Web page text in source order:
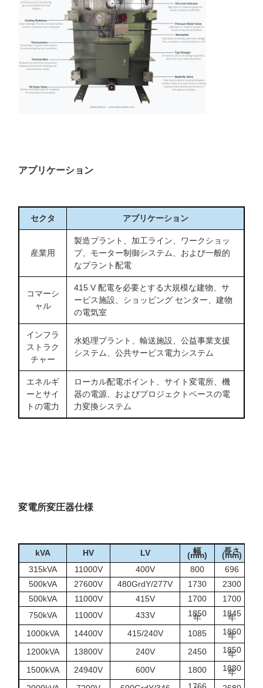
稼働監視コンポ
オペレーターがオイルレベル、オ
イル温度、圧力状態を監視できる
ようにします。圧力リリーフは過
圧保護をサポートします。
ドレンバルブ/サ
ンプリング装置
将来のオイルサンプリング、絶縁
破壊試験、DGA をサポートしま
す。テストしたオイルの DBV 平均
値は 43.25kV です。
キパッド
アプリケーション
セクタ アプリケーション
産業用
製造プラント、加工ライン、ワークショッ
プ、モーター制御システム、および一般的
なプラント配電
コマーシ
ャル
415 V 配電を必要とする大規模な建物、サ
ービス施設、ショッピング センター、建物
の電気室
インフラ
ストラク
チャー
水処理プラント、輸送施設、公益事業支援
システム、公共サービス電力システム
エネルギ
ーとサイ
トの電力
ローカル配電ポイント、サイト変電所、機
器の電源、およびプロジェクトベースの電
力変換システム
変電所変圧器仕様
kVA HV LV 幅
(mm) 長さ
(mm)
315kVA
11000V 400V 800 696
500kVA
27600V 480GrdY/277V 1730 2300
500kVA
11000V 415V 1700 1700
750kVA
11000V 433V 1850
年 1845
年
1000kVA
14400V 415/240V 1085 1860
年
1200kVA
13800V 240V 2450 1850
年
1500kVA
24940V 600V 1800 1880
年